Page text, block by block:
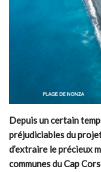
Depuis un certain
préjudiciables du
d’extraire le précieux
communes du Cap